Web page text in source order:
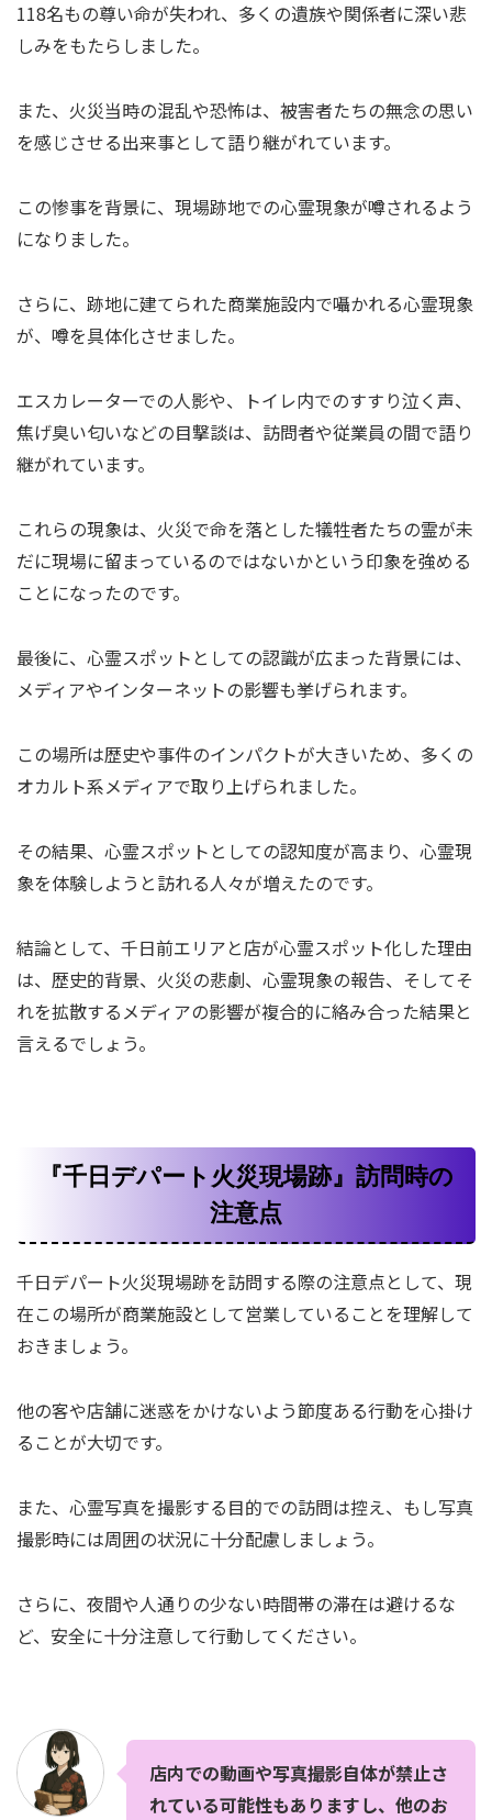
118名もの尊い命が失われ、多くの遺族や関係者に深い悲
しみをもたらしました。
また、火災当時の混乱や恐怖は、被害者たちの無念の思い
を感じさせる出来事として語り継がれています。
この惨事を背景に、現場跡地での心霊現象が噂されるよう
になりました。
さらに、跡地に建てられた商業施設内で囁かれる心霊現象
が、噂を具体化させました。
エスカレーターでの人影や、トイレ内でのすすり泣く声、
焦げ臭い匂いなどの目撃談は、訪問者や従業員の間で語り
継がれています。
これらの現象は、火災で命を落とした犠牲者たちの霊が未
だに現場に留まっているのではないかという印象を強める
ことになったのです。
最後に、心霊スポットとしての認識が広まった背景には、
メディアやインターネットの影響も挙げられます。
この場所は歴史や事件のインパクトが大きいため、多くの
オカルト系メディアで取り上げられました。
その結果、心霊スポットとしての認知度が高まり、心霊現
象を体験しようと訪れる人々が増えたのです。
結論として、千日前エリアと店が心霊スポット化した理由
は、歴史的背景、火災の悲劇、心霊現象の報告、そしてそ
れを拡散するメディアの影響が複合的に絡み合った結果と
言えるでしょう。
『千日デパート火災現場跡』訪問時の
注意点
千日デパート火災現場跡を訪問する際の注意点として、現
在この場所が商業施設として営業していることを理解して
おきましょう。
他の客や店舗に迷惑をかけないよう節度ある行動を心掛け
ることが大切です。
また、心霊写真を撮影する目的での訪問は控え、もし写真
撮影時には周囲の状況に十分配慮しましょう。
さらに、夜間や人通りの少ない時間帯の滞在は避けるな
ど、安全に十分注意して行動してください。
店内での動画や写真撮影自体が禁止さ
れている可能性もありますし、他のお